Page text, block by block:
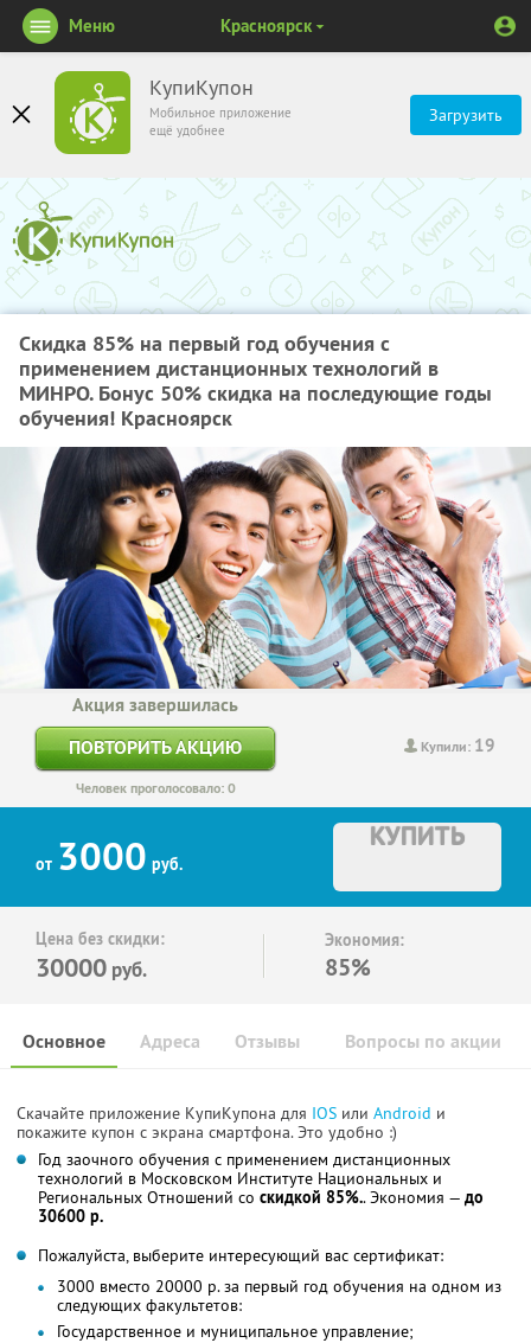
КупиКупон
Мобильное приложение
ещё удобнее
Загрузить
Меню Красноярск
Скидка 85% на первый год обучения с
применением дистанционных технологий в
МИНРО. Бонус 50% скидка на последующие годы
обучения! Красноярск
Купили: 19
Акция завершилась
ПОВТОРИТЬ АКЦИЮ
Человек проголосовало: 0
от 3000 руб.
КУПИТЬ
Цена без скидки:
30000 руб.
Экономия:
85%
Основное Отзывы Вопросы по акции
Адреса
Скачайте приложение КупиКупона для IOS или Android и
покажите купон с экрана смартфона. Это удобно :)
Год заочного обучения с применением дистанционных
технологий в Московском Институте Национальных и
Региональных Отношений со скидкой 85%.. Экономия — до
30600 р.
Пожалуйста, выберите интересующий вас сертификат:
3000 вместо 20000 р. за первый год обучения на одном из
следующих факультетов:
Государственное и муниципальное управление;